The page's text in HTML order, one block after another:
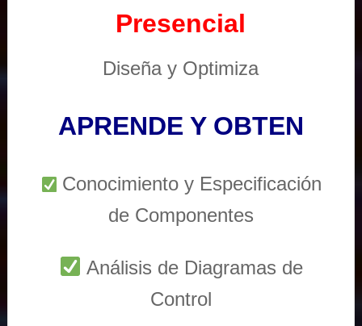
Presencial
Diseña y Optimiza
APRENDE Y OBTEN
Conocimiento y Especificación
de Componentes
Análisis de Diagramas de
Control